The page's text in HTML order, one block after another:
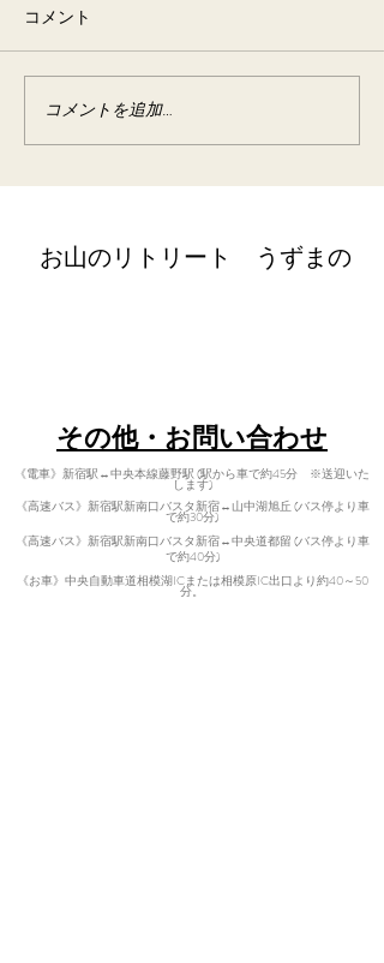
宿泊者様からのお手紙
コメント
コメントを追加…
​お山のリトリート うずまの
​その他・お問い合わせ
《電車》新宿駅↔中央本線藤野駅 (駅から車で約45分 ※送迎いた
します)
《高速バス》新宿駅新南口バスタ新宿↔山中湖旭丘 (バス停より車
で約30分)
《高速バス》新宿駅新南口バスタ新宿↔中央道都留 (バス停より車
で約40分)
《お車》中央自動車道相模湖ICまたは相模原IC出口より約40～50
分。